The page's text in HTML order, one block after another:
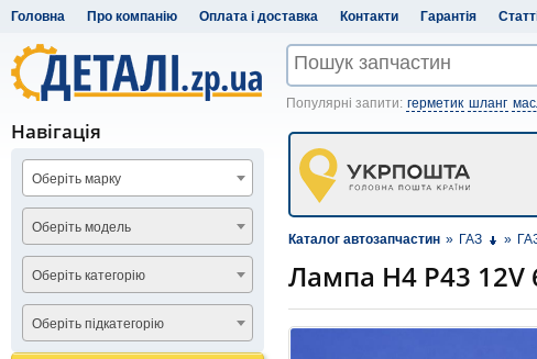
Головна Про компанію Оплата і доставка Контакти Гарантія
Популярні запити: герметик шланг
Каталог автозапчастин » ГАЗ »
Лампа Н4 Р43 12V
Навігація
Оберіть марку
Оберіть модель
Оберіть категорію
Оберіть підкатегорію